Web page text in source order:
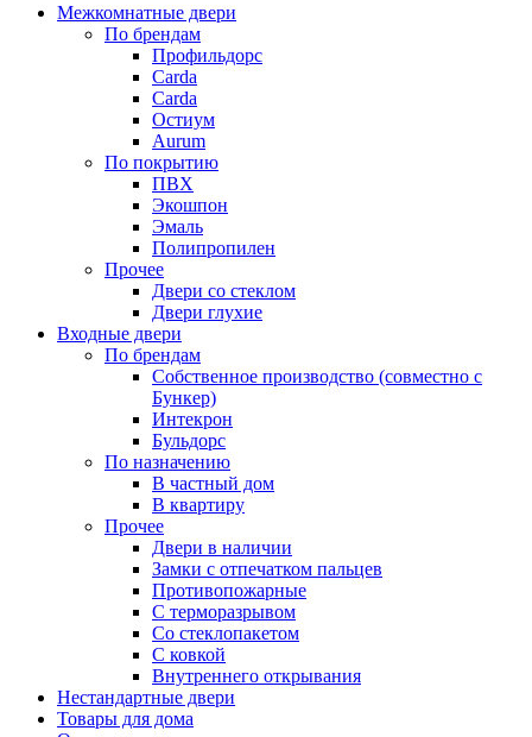
Межкомнатные двери
По брендам
Профильдорс
Carda
Carda
Остиум
Aurum
По покрытию
ПВХ
Экошпон
Эмаль
Полипропилен
Прочее
Двери со стеклом
Двери глухие
Входные двери
По брендам
Собственное производство (совместно с
Бункер)
Интекрон
Бульдорс
По назначению
В частный дом
В квартиру
Прочее
Двери в наличии
Замки с отпечатком пальцев
Противопожарные
С терморазрывом
Со стеклопакетом
С ковкой
Внутреннего открывания
Нестандартные двери
Товары для дома